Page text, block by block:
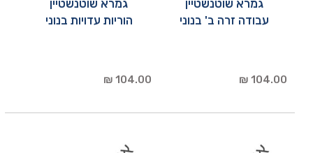
גמרא שוטנשטיין
עבודה זרה ב' בנוני
104.00 ₪
גמרא שוטנשטיין
הוריות עדויות בנוני
104.00 ₪